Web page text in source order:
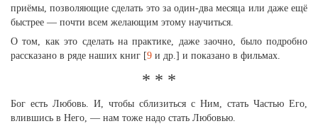
приёмы, позволяющие сделать это за один-два месяца или даже ещё
быстрее — почти всем желающим этому научиться.
О том, как это сделать на практике, даже заочно, было подробно
рассказано в ряде наших книг [9 и др.] и показано в фильмах.
* * *
Бог есть Любовь. И, чтобы сблизиться с Ним, стать Частью Его,
влившись в Него, — нам тоже надо стать Любовью.